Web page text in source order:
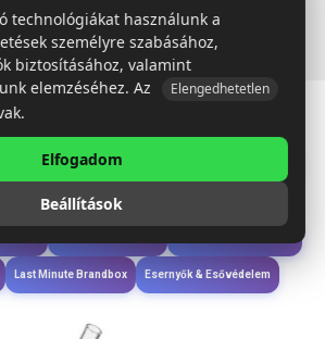
szívószállal 400 ml
Étkezés & Ivás
Wellness & Ápolás
Last Minute Brandbox Esernyők & Esővédelem
technológiákat használunk a
személyre szabásához,
biztosításához, valamint
elemzéséhez. Az
Elengedhetetlen
Elfogadom
Beállítások